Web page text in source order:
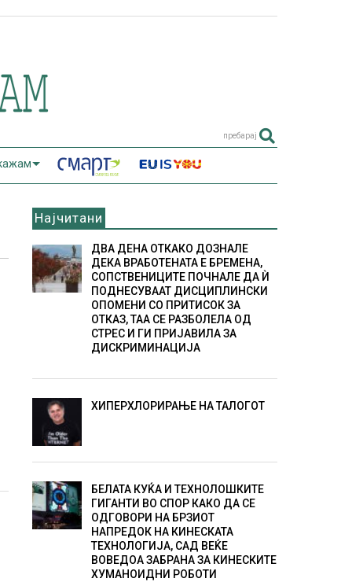
пребарај
Најчитани
ДВА ДЕНА ОТКАКО ДОЗНАЛЕ
ДЕКА ВРАБОТЕНАТА Е БРЕМЕНА,
СОПСТВЕНИЦИТЕ ПОЧНАЛЕ ДА Ѝ
ПОДНЕСУВААТ ДИСЦИПЛИНСКИ
ОПОМЕНИ СО ПРИТИСОК ЗА
ОТКАЗ, ТАА СЕ РАЗБОЛЕЛА ОД
СТРЕС И ГИ ПРИЈАВИЛА ЗА
ДИСКРИМИНАЦИЈА
ХИПЕРХЛОРИРАЊЕ НА ТАЛОГОТ
БЕЛАТА КУЌА И ТЕХНОЛОШКИТЕ
ГИГАНТИ ВО СПОР КАКО ДА СЕ
ОДГОВОРИ НА БРЗИОТ
НАПРЕДОК НА КИНЕСКАТА
ТЕХНОЛОГИЈА, САД ВЕЌЕ
ВОВЕДОА ЗАБРАНА ЗА КИНЕСКИТЕ
ХУМАНОИДНИ РОБОТИ